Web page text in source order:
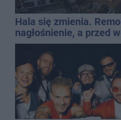
Hala się zmienia.
nagłośnienie, a przed
QEMETICA ARENA